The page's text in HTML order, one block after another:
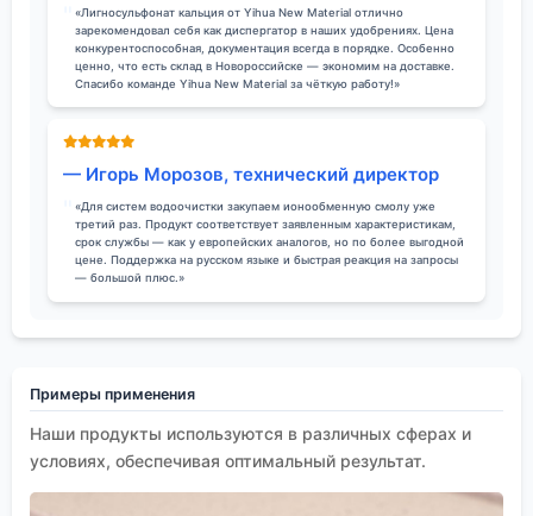
«Лигносульфонат кальция от Yihua New Material отлично
зарекомендовал себя как диспергатор в наших удобрениях. Цена
конкурентоспособная, документация всегда в порядке. Особенно
ценно, что есть склад в Новороссийске — экономим на доставке.
Спасибо команде Yihua New Material за чёткую работу!»
— Игорь Морозов, технический директор
«Для систем водоочистки закупаем ионообменную смолу уже
третий раз. Продукт соответствует заявленным характеристикам,
срок службы — как у европейских аналогов, но по более выгодной
цене. Поддержка на русском языке и быстрая реакция на запросы
— большой плюс.»
Примеры применения
Наши продукты используются в различных сферах и
условиях, обеспечивая оптимальный результат.